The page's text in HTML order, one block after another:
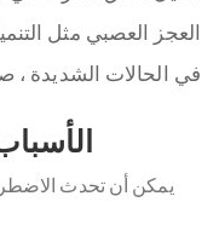
العجز العصبي مثل
في الحالات الشديدة ،
يمكن أن تحدث